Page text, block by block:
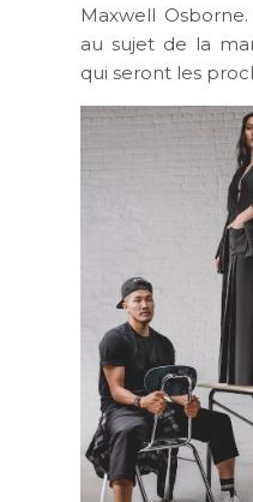
Maxwell Osborne.
au sujet de la
qui seront les